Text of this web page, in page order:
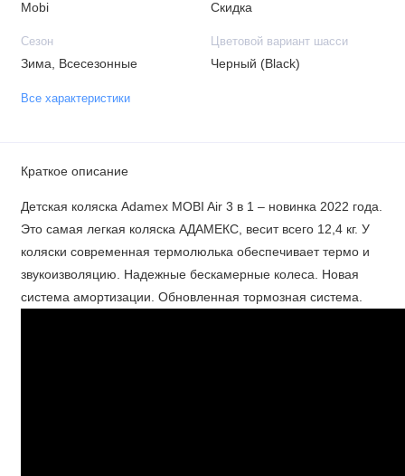
Mobi Скидка
Сезон
Зима, Всесезонные
Цветовой вариант шасси
Черный (Black)
Все характеристики
Краткое описание
Детская коляска Adamex MOBI Air 3 в 1 – новинка 2022 года.
Это самая легкая коляска АДАМЕКС, весит всего 12,4 кг. У
коляски современная термолюлька обеспечивает термо и
звукоизволяцию. Надежные бескамерные колеса. Новая
система амортизации. Обновленная тормозная система.